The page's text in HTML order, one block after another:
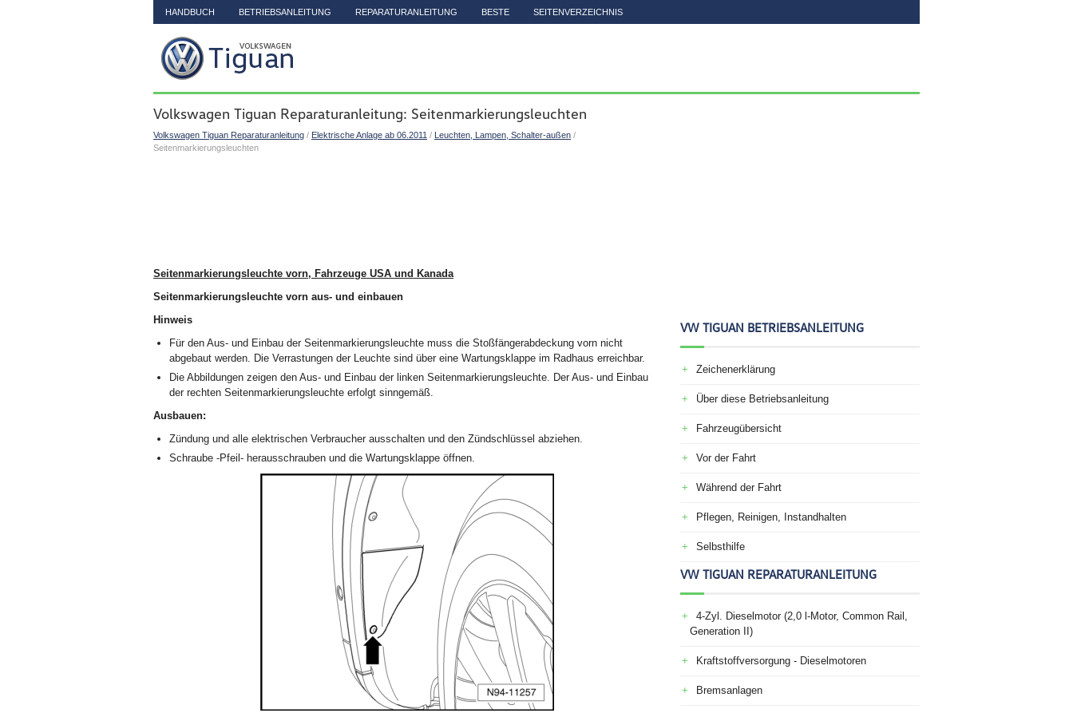
HANDBUCH BETRIEBSANLEITUNG REPARATURANLEITUNG BESTE SEITENVERZEICHNIS
Volkswagen Tiguan Reparaturanleitung: Seitenmarkierungsleuchten
Volkswagen Tiguan Reparaturanleitung / Elektrische Anlage ab 06.2011 / Leuchten, Lampen, Schalter-außen /
Seitenmarkierungsleuchten
Seitenmarkierungsleuchte vorn, Fahrzeuge USA und Kanada
Seitenmarkierungsleuchte vorn aus- und einbauen
Hinweis
Für den Aus- und Einbau der Seitenmarkierungsleuchte muss die Stoßfängerabdeckung vorn nicht
abgebaut werden. Die Verrastungen der Leuchte sind über eine Wartungsklappe im Radhaus erreichbar.
Die Abbildungen zeigen den Aus- und Einbau der linken Seitenmarkierungsleuchte. Der Aus- und Einbau
der rechten Seitenmarkierungsleuchte erfolgt sinngemäß.
Ausbauen:
Zündung und alle elektrischen Verbraucher ausschalten und den Zündschlüssel abziehen.
Schraube -Pfeil- herausschrauben und die Wartungsklappe öffnen.
VW TIGUAN BETRIEBSANLEITUNG
Zeichenerklärung
Über diese Betriebsanleitung
Fahrzeugübersicht
Vor der Fahrt
Während der Fahrt
Pflegen, Reinigen, Instandhalten
Selbsthilfe
VW TIGUAN REPARATURANLEITUNG
4-Zyl. Dieselmotor (2,0 l-Motor, Common Rail,
Generation II)
Kraftstoffversorgung - Dieselmotoren
Bremsanlagen